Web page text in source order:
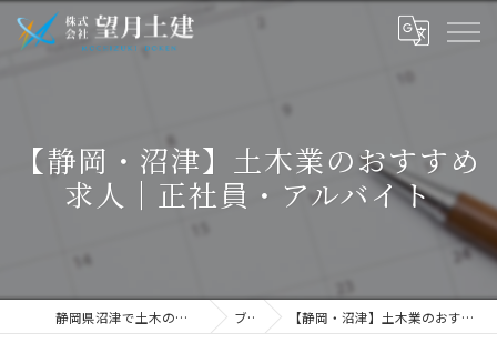
【静岡・沼津】土木業のおすすめ
求人｜正社員・アルバイト
静岡県沼津で土木の求人なら株式会社望月土建 ブログ 【静岡・沼津】土木業のおすすめ求人｜正社員・アルバイト